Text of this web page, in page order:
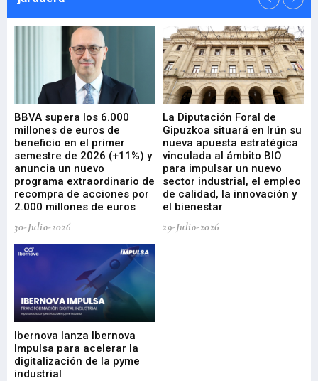
BBVA supera los 6.000
millones de euros de
beneficio en el primer
semestre de 2026 (+11%) y
anuncia un nuevo
programa extraordinario de
recompra de acciones por
2.000 millones de euros
30-Julio-2026
La Diputación Foral de
Gipuzkoa situará en Irún su
nueva apuesta estratégica
vinculada al ámbito BIO
para impulsar un nuevo
sector industrial, el empleo
de calidad, la innovación y
el bienestar
29-Julio-2026
Ibernova lanza Ibernova
Impulsa para acelerar la
digitalización de la pyme
industrial